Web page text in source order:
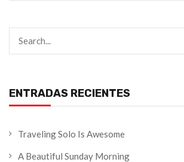
ENTRADAS RECIENTES
Traveling Solo Is Awesome
A Beautiful Sunday Morning